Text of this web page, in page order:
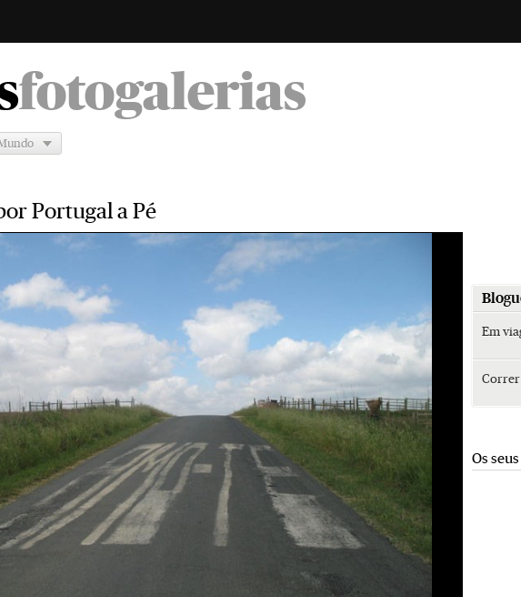
fotogalerias
Portugal a Pé
Em
Os